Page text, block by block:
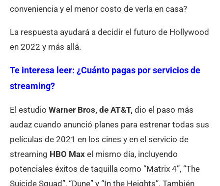
conveniencia y el menor costo de verla en casa?
La respuesta ayudará a decidir el futuro de Hollywood
en 2022 y más allá.
Te interesa leer: ¿Cuánto pagas por servicios de
streaming?
El estudio Warner Bros, de AT&T, dio el paso más
audaz cuando anunció planes para estrenar todas sus
películas de 2021 en los cines y en el servicio de
streaming HBO Max el mismo día, incluyendo
potenciales éxitos de taquilla como “Matrix 4”, “The
Suicide Squad”, “Dune” y “In the Heights”. También